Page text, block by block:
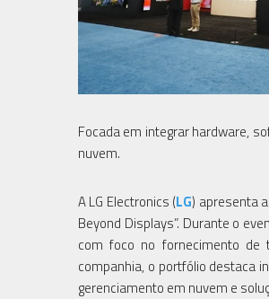
Focada em integrar hardware,
nuvem.
A LG Electronics (LG) apresenta
Beyond Displays”. Durante o
com foco no fornecimento de
companhia, o portfólio destaca
gerenciamento em nuvem e